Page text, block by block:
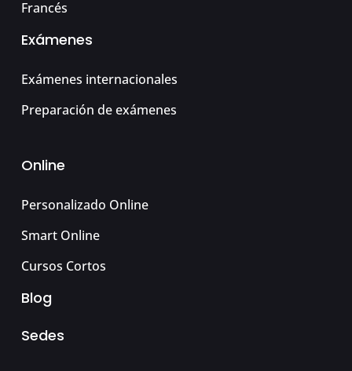
Francés
Exámenes
Exámenes internacionales
Preparación de exámenes
Online
Personalizado Online
Smart Online
Cursos Cortos
Blog
Sedes